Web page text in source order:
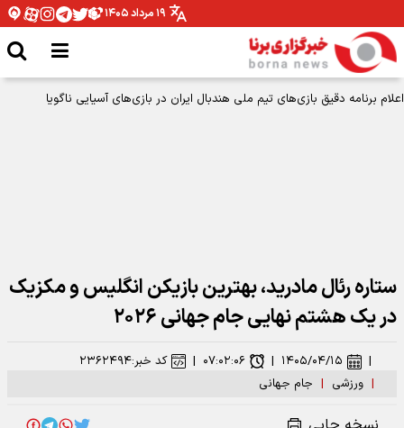
۱۹ مرداد ۱۴۰۵
اعلام برنامه دقیق بازی‌های تیم ملی هندبال ایران در بازی‌های آسیایی ناگویا
ستاره رئال مادرید، بهترین بازیکن انگلیس و مکزیک
در یک هشتم نهایی جام جهانی ۲۰۲۶
| ورزشی | جام جهانی
| ۱۴۰۵/۰۴/۱۵ | ۰۷:۰۲:۰۶ | کد خبر:۲۳۶۲۴۹۴